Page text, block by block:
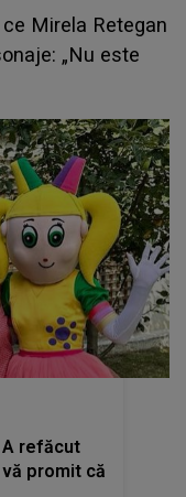
Mirela Retegan
„Nu este
A refăcut
promit că